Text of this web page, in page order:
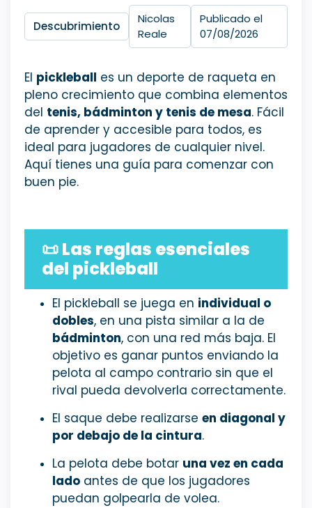
Descubrimiento
Nicolas
Reale
Publicado el
07/08/2026
El pickleball es un deporte de raqueta en
pleno crecimiento que combina elementos
del tenis, bádminton y tenis de mesa. Fácil
de aprender y accesible para todos, es
ideal para jugadores de cualquier nivel.
Aquí tienes una guía para comenzar con
buen pie.
📜Las reglas esenciales
del pickleball
El pickleball se juega en individual o
dobles, en una pista similar a la de
bádminton, con una red más baja. El
objetivo es ganar puntos enviando la
pelota al campo contrario sin que el
rival pueda devolverla correctamente.
El saque debe realizarse en diagonal y
por debajo de la cintura.
La pelota debe botar una vez en cada
lado antes de que los jugadores
puedan golpearla de volea.